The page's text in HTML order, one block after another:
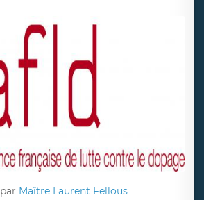
par Maître Laurent Fellous